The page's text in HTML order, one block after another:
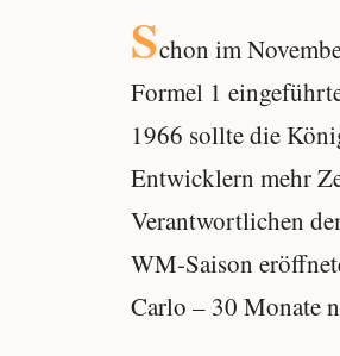
Schon im
Formel 1
1966 sollte die
Entwicklern mehr
Verantwortlichen
WM-Saison
Carlo – 30 Monate